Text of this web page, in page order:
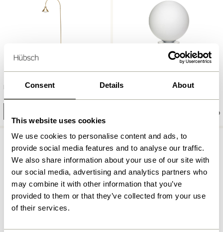
Consent Details About
This website uses cookies
We use cookies to personalise content and ads, to
provide social media features and to analyse our traffic.
We also share information about your use of our site with
our social media, advertising and analytics partners who
may combine it with other information that you’ve
provided to them or that they’ve collected from your use
of their services.
Pipe Gulvlampe Messingfarve Sphere Gulvlampe Hvid